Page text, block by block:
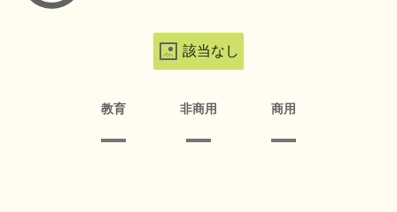
該当なし
教育 非商用 商用